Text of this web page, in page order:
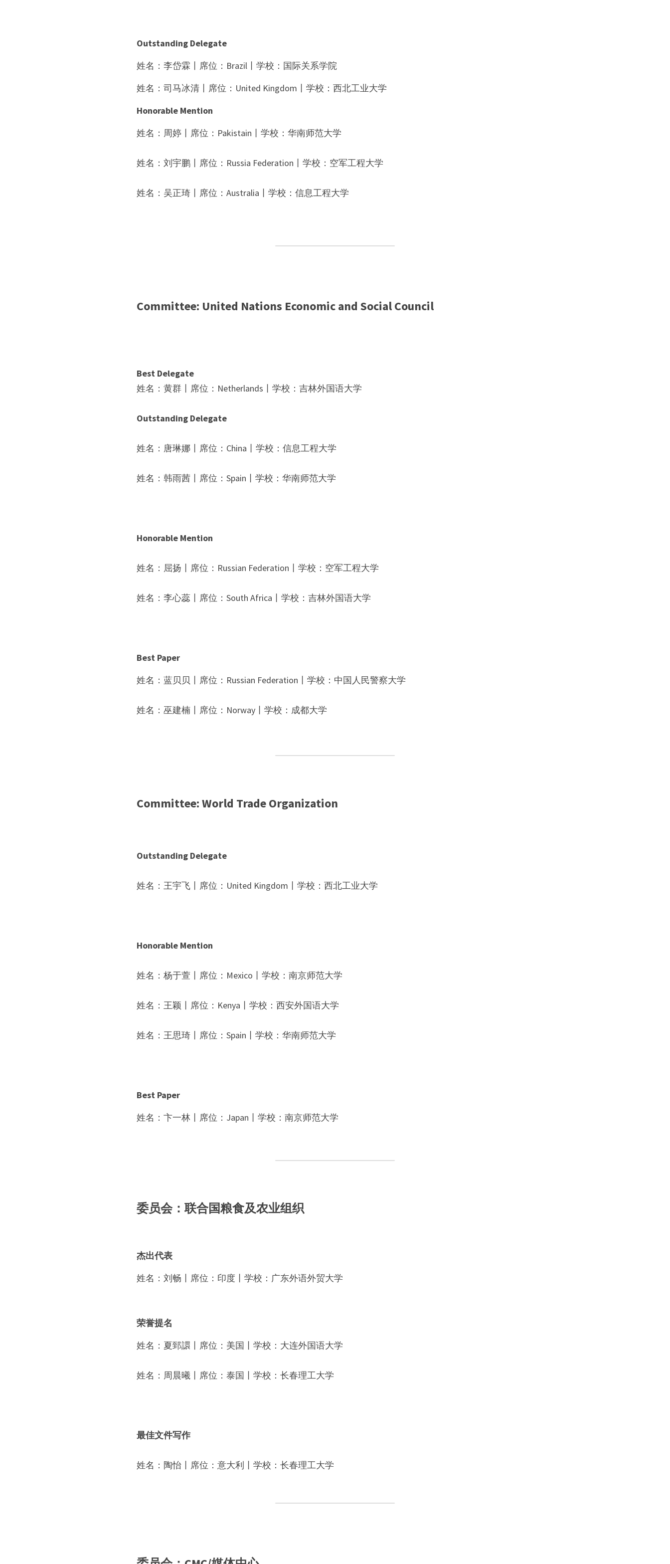
Outstanding Delegate
姓名：李岱霖丨席位：Brazil丨学校：国际关系学院
姓名：司马冰清丨席位：United Kingdom丨学校：西北工业大学
Honorable Mention
姓名： 周婷 丨席位： Pakistain 丨学校： 华南师范大学
姓名： 刘宇鹏 丨席位： Russia Federation 丨学校： 空军工程大学
姓名： 吴正琦 丨席位： Australia 丨学校： 信息工程大学
Committee: United Nations Economic and Social Council
Best Delegate
姓名： 黄群 丨席位： Netherlands 丨学校： 吉林外国语大学
Outstanding Delegate
姓名： 唐琳娜 丨席位： China 丨学校： 信息工程大学
姓名： 韩雨茜 丨席位： Spain 丨学校： 华南师范大学
Honorable Mention
姓名： 屈扬 丨席位： Russian Federation 丨学校： 空军工程大学
姓名： 李心蕊 丨席位： South Africa 丨学校： 吉林外国语大学
Best Paper
姓名： 蓝贝贝 丨席位：Russian Federation丨学校： 中国人民警察大学
姓名： 巫建楠 丨席位： Norway 丨学校： 成都大学
Committee: World Trade Organization
Outstanding Delegate
姓名： 王宇飞 丨席位： United Kingdom 丨学校： 西北工业大学
Honorable Mention
姓名： 杨于萱 丨席位： Mexico 丨学校： 南京师范大学
姓名： 王颖 丨席位： Kenya 丨学校： 西安外国语大学
姓名： 王思琦 丨席位：Spain丨学校：华南师范大学
Best Paper
姓名：卞一林丨席位：Japan丨学校：南京师范大学
委员会：联合国粮食及农业组织
杰出代表
姓名： 刘畅 丨席位： 印度 丨学校： 广东外语外贸大学
荣誉提名
姓名： 夏郅譞 丨席位： 美国 丨学校： 大连外国语大学
姓名： 周晨曦 丨席位： 泰国 丨学校： 长春理工大学
最佳文件写作
姓名： 陶怡 丨席位： 意大利 丨学校：长春理工大学